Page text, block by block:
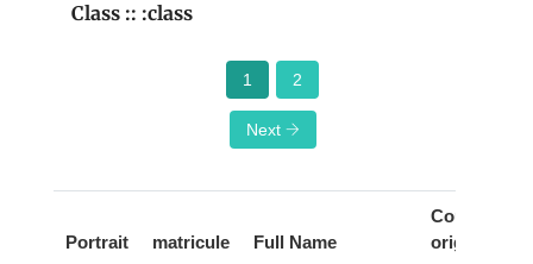
Class :: :class
1 2
Next
Portrait matricule Full Name
Country of
origin